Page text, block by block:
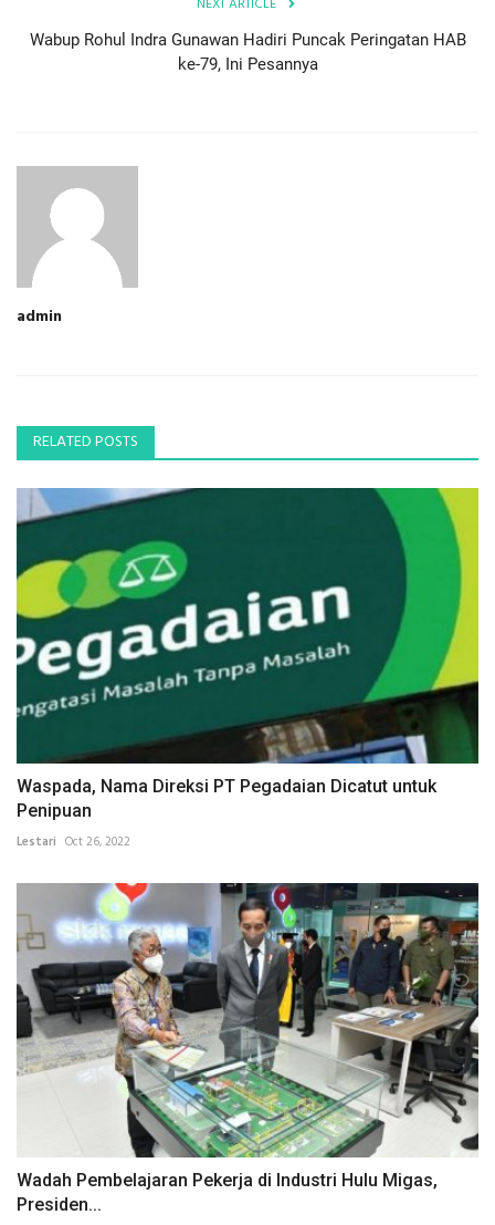
NEXT ARTICLE
Wabup Rohul Indra Gunawan Hadiri Puncak Peringatan HAB
ke-79, Ini Pesannya
admin
RELATED POSTS
Waspada, Nama Direksi PT Pegadaian Dicatut untuk
Penipuan
Lestari Oct 26, 2022
Wadah Pembelajaran Pekerja di Industri Hulu Migas,
Presiden...